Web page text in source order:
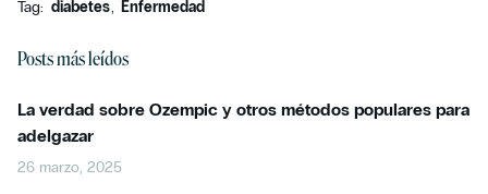
Tag: diabetes Enfermedad
Posts más leídos
La verdad sobre Ozempic y otros métodos populares para
adelgazar
26 marzo, 2025